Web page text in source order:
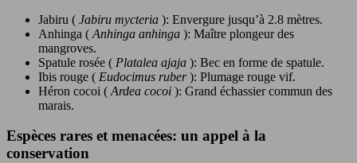
Jabiru ( Jabiru mycteria ): Envergure jusqu’à 2.8 mètres.
Anhinga ( Anhinga anhinga ): Maître plongeur des
mangroves.
Spatule rosée ( Platalea ajaja ): Bec en forme de spatule.
Ibis rouge ( Eudocimus ruber): Plumage rouge vif.
Héron cocoi ( Ardea cocoi ): Grand échassier commun des
marais.
Espèces rares et menacées: un appel à la
conservation